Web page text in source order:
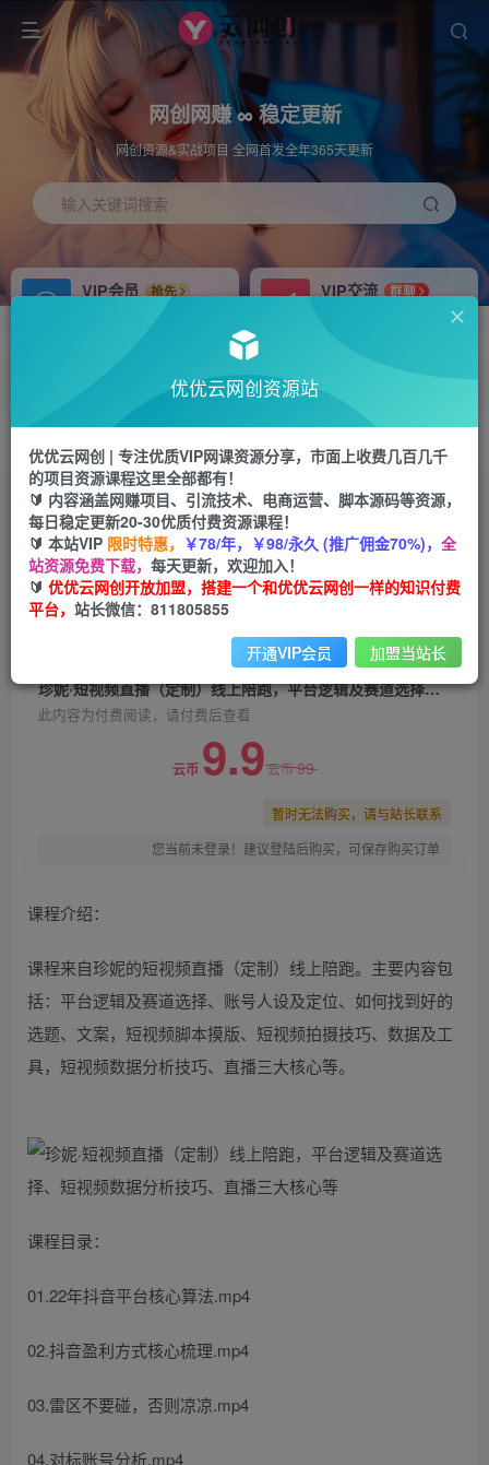
网创网赚 ∞ 稳定更新
网创资源&实战项目 全网首发全年365天更新
输入关键词搜索
VIP会员
抢先
免费下载全站资源
VIP交流
群聊
研究探讨更多创业项目路子。
站长V：hu91275
推荐
首页 冒泡网 正文
珍妮·短视频直播（定制）线上陪跑，平台逻辑及
赛道选择、短视频数据分析技巧、直播三大核心等
优优云网创
2年前发布
关注 私信
珍妮·短视频直播（定制）线上陪跑，平台逻辑及赛道选择、短视频数据分析技巧、直播三大核心等
此内容为付费阅读，请付费后查看
云币 9.9云币99
暂时无法购买，请与站长联系
您当前未登录！建议登陆后购买，可保存购买订单
课程介绍：
课程来自珍妮的短视频直播（定制）线上陪跑。主要内容包
括：平台逻辑及赛道选择、账号人设及定位、如何找到好的
选题、文案，短视频脚本摸版、短视频拍摄技巧、数据及工
具，短视频数据分析技巧、直播三大核心等。
课程目录：
01.22年抖音平台核心算法.mp4
02.抖音盈利方式核心梳理.mp4
03.雷区不要碰，否则凉凉.mp4
04.对标账号分析.mp4
优优云网创资源站
优优云网创 | 专注优质VIP网课资源分享，市面上收费几百几千
的项目资源课程这里全部都有！
🔰 内容涵盖网赚项目、引流技术、电商运营、脚本源码等资源，
每日稳定更新20-30优质付费资源课程！
🔰 本站VIP 限时特惠， ￥78/年，￥98/永久 (推广佣金70%)， 全
站资源免费下载， 每天更新，欢迎加入！
🔰 优优云网创开放加盟，搭建一个和优优云网创一样的知识付费
平台， 站长微信：811805855
开通VIP会员 加盟当站长